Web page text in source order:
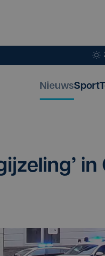
NieuwsSport